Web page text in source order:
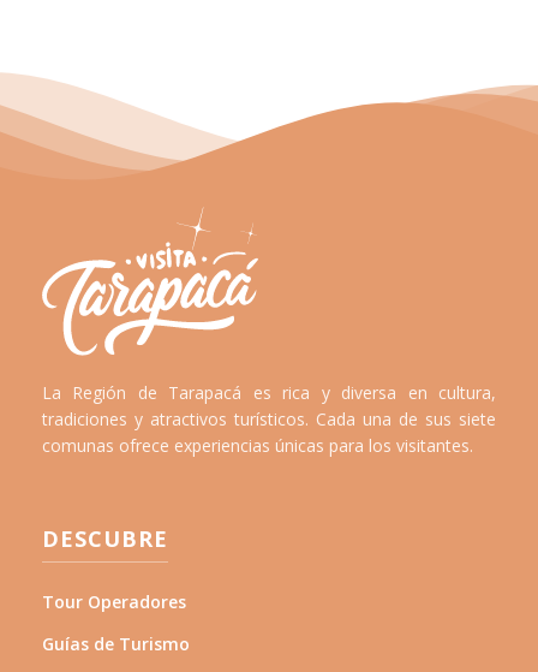
La Región de Tarapacá es rica y diversa en cultura,
tradiciones y atractivos turísticos. Cada una de sus siete
comunas ofrece experiencias únicas para los visitantes.
DESCUBRE
Tour Operadores
Guías de Turismo